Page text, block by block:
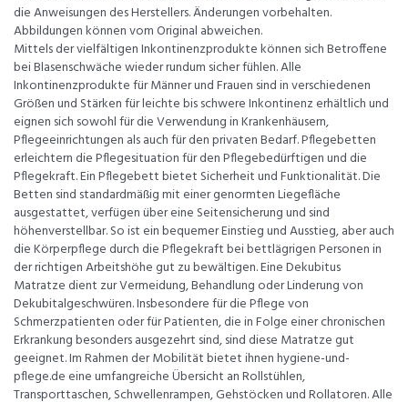
die Anweisungen des Herstellers. Änderungen vorbehalten.
Abbildungen können vom Original abweichen.
Mittels der vielfältigen Inkontinenzprodukte können sich Betroffene
bei Blasenschwäche wieder rundum sicher fühlen. Alle
Inkontinenzprodukte für Männer und Frauen sind in verschiedenen
Größen und Stärken für leichte bis schwere Inkontinenz erhältlich und
eignen sich sowohl für die Verwendung in Krankenhäusern,
Pflegeeinrichtungen als auch für den privaten Bedarf. Pflegebetten
erleichtern die Pflegesituation für den Pflegebedürftigen und die
Pflegekraft. Ein Pflegebett bietet Sicherheit und Funktionalität. Die
Betten sind standardmäßig mit einer genormten Liegefläche
ausgestattet, verfügen über eine Seitensicherung und sind
höhenverstellbar. So ist ein bequemer Einstieg und Ausstieg, aber auch
die Körperpflege durch die Pflegekraft bei bettlägrigen Personen in
der richtigen Arbeitshöhe gut zu bewältigen. Eine Dekubitus
Matratze dient zur Vermeidung, Behandlung oder Linderung von
Dekubitalgeschwüren. Insbesondere für die Pflege von
Schmerzpatienten oder für Patienten, die in Folge einer chronischen
Erkrankung besonders ausgezehrt sind, sind diese Matratze gut
geeignet. Im Rahmen der Mobilität bietet ihnen hygiene-und-
pflege.de eine umfangreiche Übersicht an Rollstühlen,
Transporttaschen, Schwellenrampen, Gehstöcken und Rollatoren. Alle